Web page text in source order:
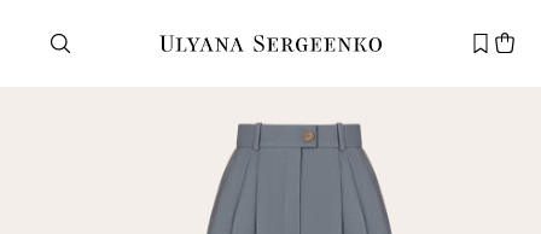
Нужна помощь?
Служба поддержки
+7 495 105 70 25
support@ulyanasergeenko.com
Пн—Пт